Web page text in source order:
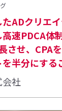
ADクリエ
速PDCA体
させ、CPA
半分にする
社